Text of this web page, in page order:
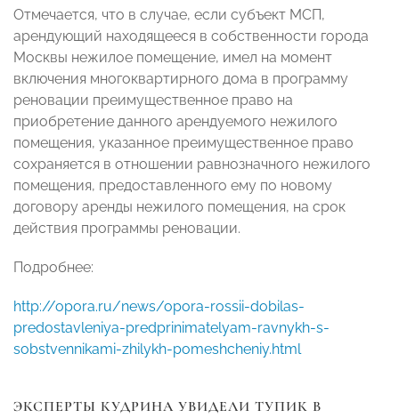
Отмечается, что в случае, если субъект МСП,
арендующий находящееся в собственности города
Москвы нежилое помещение, имел на момент
включения многоквартирного дома в программу
реновации преимущественное право на
приобретение данного арендуемого нежилого
помещения, указанное преимущественное право
сохраняется в отношении равнозначного нежилого
помещения, предоставленного ему по новому
договору аренды нежилого помещения, на срок
действия программы реновации.
Подробнее:
http://opora.ru/news/opora-rossii-dobilas-
predostavleniya-predprinimatelyam-ravnykh-s-
sobstvennikami-zhilykh-pomeshcheniy.html
ЭКСПЕРТЫ КУДРИНА УВИДЕЛИ ТУПИК В